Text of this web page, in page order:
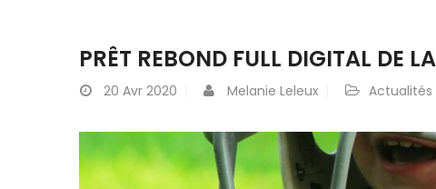
PRÊT REBOND FULL DIGITAL DE
20 Avr 2020 Melanie Leleux Actualités